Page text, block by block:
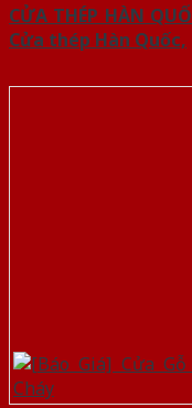
CỬA THÉP HÀN
Cửa thép Hàn Quốc,